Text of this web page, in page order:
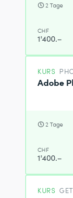
2 Tage
CHF
1'400.–
KURS
Adobe
2 Tage
CHF
1'400.–
KURS GET